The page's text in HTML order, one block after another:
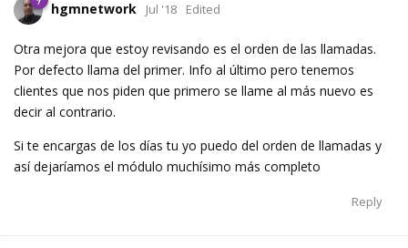
hgmnetwork Jul '18 Edited
Otra mejora que estoy revisando es el orden de las llamadas.
Por defecto llama del primer. Info al último pero tenemos
clientes que nos piden que primero se llame al más nuevo es
decir al contrario.
Si te encargas de los días tu yo puedo del orden de llamadas y
así dejaríamos el módulo muchísimo más completo
Reply